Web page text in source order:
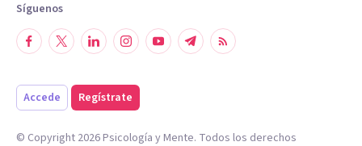
Síguenos
Accede Regístrate
© Copyright 2026Psicología y Mente. Todos los derechos